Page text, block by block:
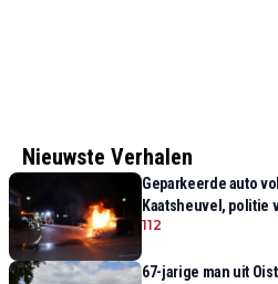
Nieuwste Verhalen
Geparkeerde auto
Kaatsheuvel, politie
112
67-jarige man uit